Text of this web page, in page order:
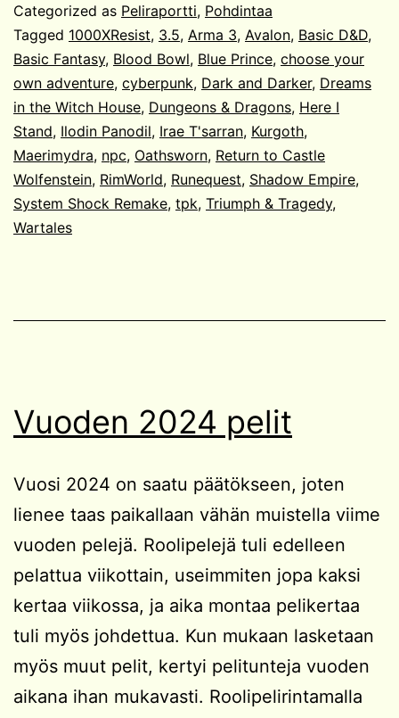
Categorized as Peliraportti, Pohdintaa
Tagged 1000XResist, 3.5, Arma 3, Avalon, Basic D&D,
Basic Fantasy, Blood Bowl, Blue Prince, choose your
own adventure, cyberpunk, Dark and Darker, Dreams
in the Witch House, Dungeons & Dragons, Here I
Stand, Ilodin Panodil, Irae T'sarran, Kurgoth,
Maerimydra, npc, Oathsworn, Return to Castle
Wolfenstein, RimWorld, Runequest, Shadow Empire,
System Shock Remake, tpk, Triumph & Tragedy,
Wartales
Vuoden 2024 pelit
Vuosi 2024 on saatu päätökseen, joten
lienee taas paikallaan vähän muistella viime
vuoden pelejä. Roolipelejä tuli edelleen
pelattua viikottain, useimmiten jopa kaksi
kertaa viikossa, ja aika montaa pelikertaa
tuli myös johdettua. Kun mukaan lasketaan
myös muut pelit, kertyi pelitunteja vuoden
aikana ihan mukavasti. Roolipelirintamalla